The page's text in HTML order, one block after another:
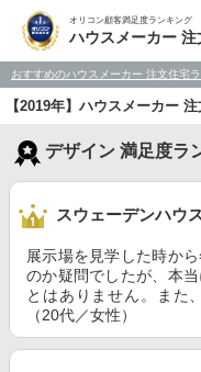
オリコン顧客満足度ランキング
ハウスメーカー 注
おすすめのハウスメーカー 注文住宅
【2019年】ハウスメーカー
デザイン 満足度ラ
スウェーデンハウ
展示場を見学した時か
のか疑問でしたが、本
とはありません。また
（20代／女性）